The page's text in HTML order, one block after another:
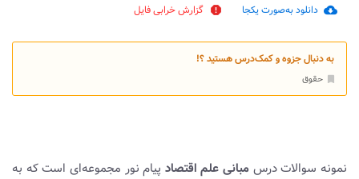
cloud_download دانلود به‌صورت یکجا report گزارش خرابی فایل
به دنبال جزوه و کمک‌درس هستید ؟!
حقوق
نمونه سوالات درس مبانی علم اقتصاد پیام نور مجموعه‌ای است که به